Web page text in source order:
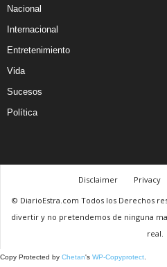
Nacional
Internacional
Entretenimiento
Vida
Sucesos
Política
Disclaimer Privacy
© DiarioEstra.com Todos los Derechos
divertir y no pretendemos de ninguna
real.
Copy Protected by Chetan's WP-Copyprotect